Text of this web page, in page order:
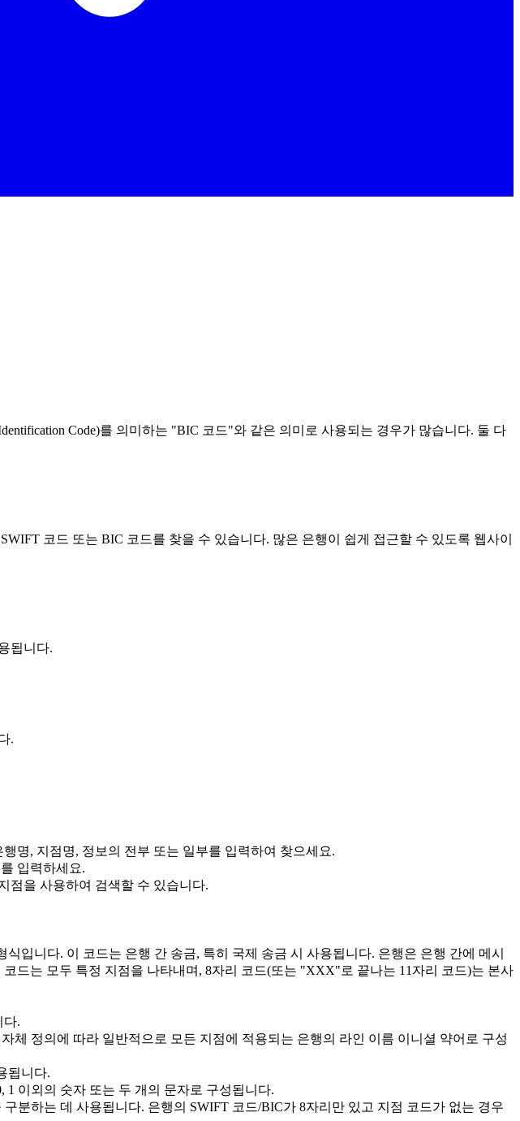
Code)를 의미하는 "BIC 코드"와 같은 의미로 사용되는 경우가 많습니다. 둘 다
코드 또는 BIC 코드를 찾을 수 있습니다. 많은 은행이 쉽게 접근할 수 있도록 웹사이
됩니다.
.
명, 지점명, 정보의 전부 또는 일부를 입력하여 찾으세요.
입력하세요.
점을 사용하여 검색할 수 있습니다.
입니다. 이 코드는 은행 간 송금, 특히 국제 송금 시 사용됩니다. 은행은 은행 간에 메시
드는 모두 특정 지점을 나타내며, 8자리 코드(또는 "XXX"로 끝나는 11자리 코드)는 본사
다.
체 정의에 따라 일반적으로 모든 지점에 적용되는 은행의 라인 이름 이니셜 약어로 구성
됩니다.
이외의 숫자 또는 두 개의 문자로 구성됩니다.
분하는 데 사용됩니다. 은행의 SWIFT 코드/BIC가 8자리만 있고 지점 코드가 없는 경우